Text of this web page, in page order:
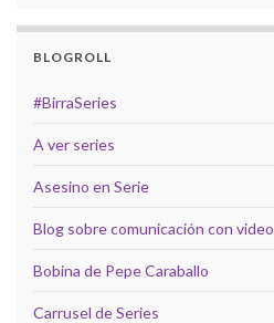
BLOGROLL
#BirraSeries
A ver series
Asesino en Serie
Blog sobre comunicación con video
Bobina de Pepe Caraballo
Carrusel de Series